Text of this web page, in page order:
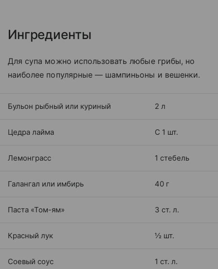
Ингредиенты
Для супа можно использовать любые грибы, но
наиболее популярные — шампиньоны и вешенки.
Бульон рыбный или куриный 2 л
Цедра лайма С 1 шт.
Лемонграсс 1 стебель
Галангал или имбирь 40 г
Паста «Том-ям» 3 ст. л.
Красный лук ½ шт.
Соевый соус 1 ст. л.